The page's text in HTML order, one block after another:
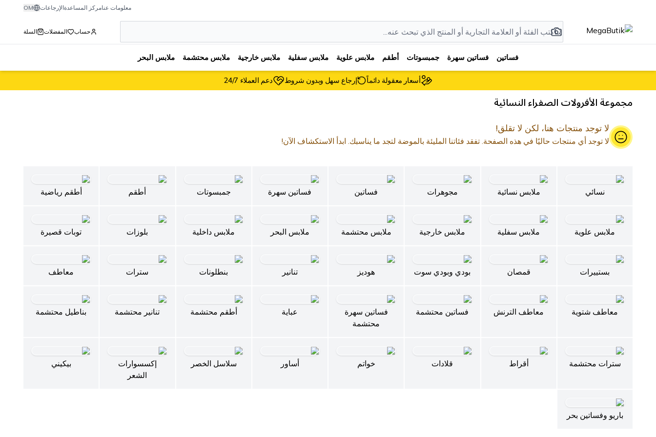
معلومات عنامركز المساعدةالإرجاعات OM
حساب المفضلات السلة
فساتين فساتين سهرة جمبسوتات أطقم ملابس علوية ملابس سفلية ملابس خارجية ملابس محتشمة ملابس البحر
أسعار معقولة دائماً إرجاع سهل وبدون شروط دعم العملاء 24/7
مجموعة الأفرولات الصفراء النسائية
لا توجد منتجات هنا، لكن لا تقلق!
لا توجد أي منتجات حاليًا في هذه الصفحة. تفقد فئاتنا المليئة بالموضة لتجد ما يناسبك. ابدأ الاستكشاف الآن!
نسائي ملابس نسائية مجوهرات فساتين فساتين سهرة جمبسوتات أطقم أطقم رياضية
ملابس علوية ملابس سفلية ملابس خارجية ملابس محتشمة ملابس البحر ملابس داخلية بلوزات توبات قصيرة
بستييرات قمصان بودي وبودي سوت هوديز تنانير بنطلونات سترات معاطف
معاطف شتوية معاطف الترنش فساتين محتشمة
فساتين سهرة
محتشمة
عباية أطقم محتشمة تنانير محتشمة بناطيل محتشمة
سترات محتشمة أقراط قلادات خواتم أساور سلاسل الخصر
إكسسوارات
الشعر
بيكيني
باريو وفساتين بحر